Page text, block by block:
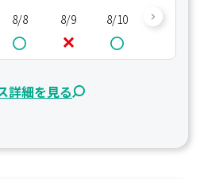
8/8
8/9
8/10
8/11
詳細を見る